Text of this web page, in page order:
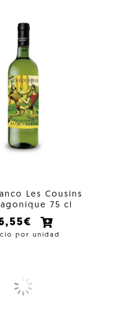
Les Cousins
75 cl
por unidad